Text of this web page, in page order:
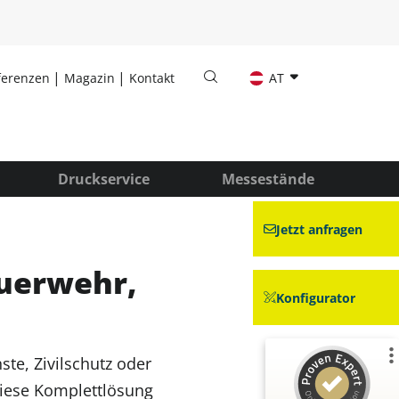
Magazin Kontakt AT
Druckservice Messestände
Zivilschutz oder
Komplettlösung
Kundenbewertungen und Erfahrungen zu
Jetzt anfragen
Konfigurator